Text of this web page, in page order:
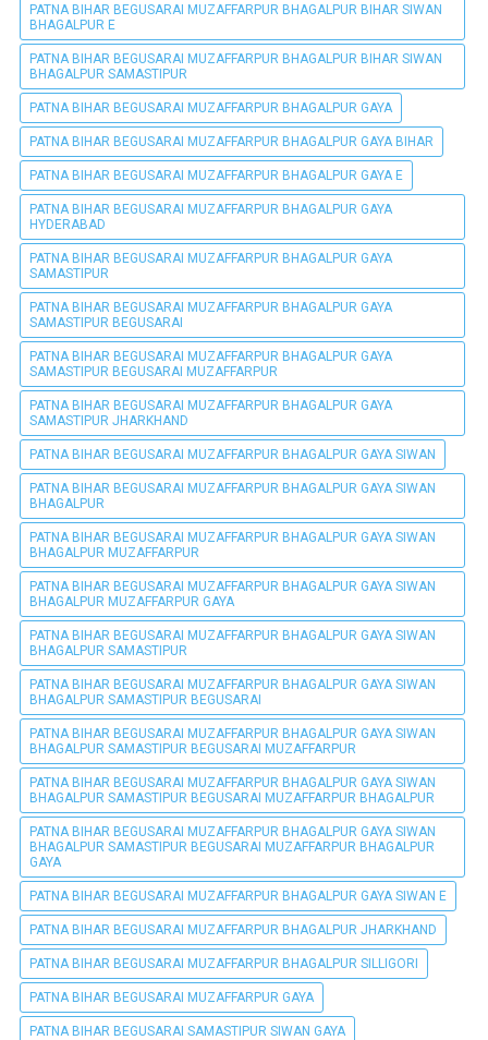
PATNA BIHAR BEGUSARAI MUZAFFARPUR BHAGALPUR BIHAR SIWAN
BHAGALPUR E
PATNA BIHAR BEGUSARAI MUZAFFARPUR BHAGALPUR BIHAR SIWAN
BHAGALPUR SAMASTIPUR
PATNA BIHAR BEGUSARAI MUZAFFARPUR BHAGALPUR GAYA
PATNA BIHAR BEGUSARAI MUZAFFARPUR BHAGALPUR GAYA BIHAR
PATNA BIHAR BEGUSARAI MUZAFFARPUR BHAGALPUR GAYA E
PATNA BIHAR BEGUSARAI MUZAFFARPUR BHAGALPUR GAYA
HYDERABAD
PATNA BIHAR BEGUSARAI MUZAFFARPUR BHAGALPUR GAYA
SAMASTIPUR
PATNA BIHAR BEGUSARAI MUZAFFARPUR BHAGALPUR GAYA
SAMASTIPUR BEGUSARAI
PATNA BIHAR BEGUSARAI MUZAFFARPUR BHAGALPUR GAYA
SAMASTIPUR BEGUSARAI MUZAFFARPUR
PATNA BIHAR BEGUSARAI MUZAFFARPUR BHAGALPUR GAYA
SAMASTIPUR JHARKHAND
PATNA BIHAR BEGUSARAI MUZAFFARPUR BHAGALPUR GAYA SIWAN
PATNA BIHAR BEGUSARAI MUZAFFARPUR BHAGALPUR GAYA SIWAN
BHAGALPUR
PATNA BIHAR BEGUSARAI MUZAFFARPUR BHAGALPUR GAYA SIWAN
BHAGALPUR MUZAFFARPUR
PATNA BIHAR BEGUSARAI MUZAFFARPUR BHAGALPUR GAYA SIWAN
BHAGALPUR MUZAFFARPUR GAYA
PATNA BIHAR BEGUSARAI MUZAFFARPUR BHAGALPUR GAYA SIWAN
BHAGALPUR SAMASTIPUR
PATNA BIHAR BEGUSARAI MUZAFFARPUR BHAGALPUR GAYA SIWAN
BHAGALPUR SAMASTIPUR BEGUSARAI
PATNA BIHAR BEGUSARAI MUZAFFARPUR BHAGALPUR GAYA SIWAN
BHAGALPUR SAMASTIPUR BEGUSARAI MUZAFFARPUR
PATNA BIHAR BEGUSARAI MUZAFFARPUR BHAGALPUR GAYA SIWAN
BHAGALPUR SAMASTIPUR BEGUSARAI MUZAFFARPUR BHAGALPUR
PATNA BIHAR BEGUSARAI MUZAFFARPUR BHAGALPUR GAYA SIWAN
BHAGALPUR SAMASTIPUR BEGUSARAI MUZAFFARPUR BHAGALPUR
GAYA
PATNA BIHAR BEGUSARAI MUZAFFARPUR BHAGALPUR GAYA SIWAN E
PATNA BIHAR BEGUSARAI MUZAFFARPUR BHAGALPUR JHARKHAND
PATNA BIHAR BEGUSARAI MUZAFFARPUR BHAGALPUR SILLIGORI
PATNA BIHAR BEGUSARAI MUZAFFARPUR GAYA
PATNA BIHAR BEGUSARAI SAMASTIPUR SIWAN GAYA